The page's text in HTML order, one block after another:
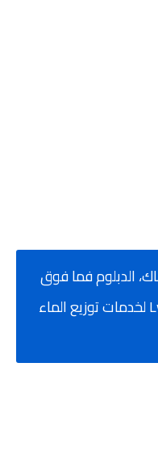
الدبلوم فما فوق
للراغبين في العمل بشركة Lydec لخدمات توزيع الماء